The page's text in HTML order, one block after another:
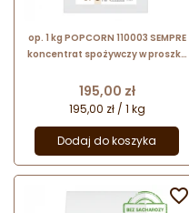
op. 1 kg POPCORN 110003 SEMPRE
koncentrat spożywczy w proszku
bazie aromatów naturalnych
Cena
195,00 zł
195,00 zł / 1 kg
Dodaj do koszyka
